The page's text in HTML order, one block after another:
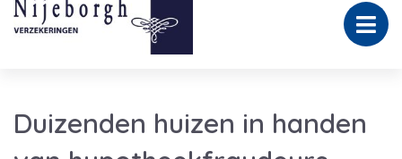
Duizenden huizen in handen